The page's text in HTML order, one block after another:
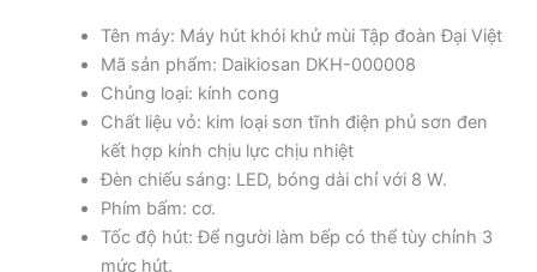
Tên máy: Máy hút khói khử mùi Tập đoàn Đại Việt
Mã sản phẩm: Daikiosan DKH-000008
Chủng loại: kính cong
Chất liệu vỏ: kim loại sơn tĩnh điện phủ sơn đen
kết hợp kính chịu lực chịu nhiệt
Đèn chiếu sáng: LED, bóng dài chỉ với 8 W.
Phím bấm: cơ.
Tốc độ hút: Để người làm bếp có thể tùy chỉnh 3
mức hút.